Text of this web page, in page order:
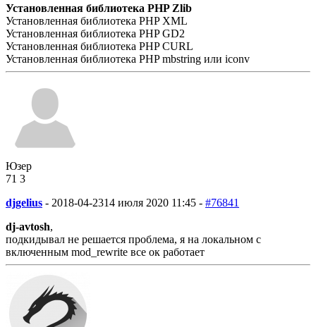
Установленная библиотека PHP Zlib
Установленная библиотека PHP XML
Установленная библиотека PHP GD2
Установленная библиотека PHP CURL
Установленная библиотека PHP mbstring или iconv
Юзер
71 3
djgelius - 2018-04-2314 июля 2020 11:45 - #76841
dj-avtosh,
подкидывал не решается проблема, я на локальном с
включенным mod_rewrite все ок работает